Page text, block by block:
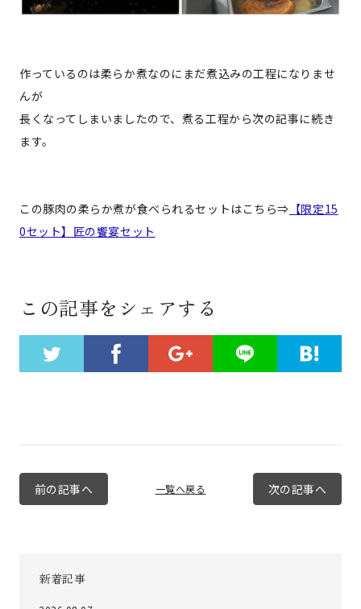
作っているのは柔らか煮なのにまだ煮込みの工程になりませ
んが
長くなってしまいましたので、煮る工程から次の記事に続き
ます。
この豚肉の柔らか煮が食べられるセットはこちら⇒ 【限定15
0セット】匠の饗宴セット
この記事をシェアする
前の記事へ 一覧へ戻る 次の記事へ
新着記事